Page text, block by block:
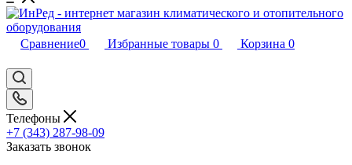
Сравнение0 Избранные товары 0 Корзина 0
Телефоны
+7 (343) 287-98-09
Заказать звонок